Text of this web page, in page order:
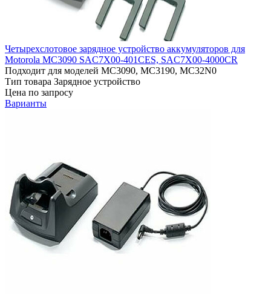
Четырехслотовое зарядное устройство аккумуляторов для
Motorola MC3090 SAC7X00-401CES, SAC7X00-4000CR
Подходит для моделей MC3090, MC3190, MC32N0
Тип товара Зарядное устройство
Цена по запросу
Варианты